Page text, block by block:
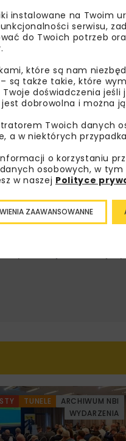
wiedzieć
się do newslettera
atrakcyjne
TUNELE
ARCHIWUM NBI
WYDARZENIA
instalowane na Twoim
serwisu,
do Twoich potrzeb
które są nam
są także takie, które
doświadczenia jeśli
dobrowolna i można
Twoich danych
a w niektórych
o korzystaniu
osobowych, w
w naszej Polityce
ZAAWANSOWANNE